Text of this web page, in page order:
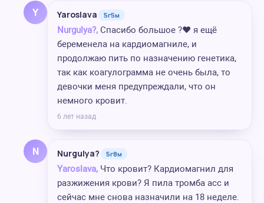
Y Yaroslava 5г5м
Nurgulya?, Спасибо большое ?❤️ я ещё
беременела на кардиомагниле, и
продолжаю пить по назначению генетика,
так как коагулограмма не очень была, то
девочки меня предупреждали, что он
немного кровит.
6 лет назад
N Nurgulya? 5г8м
Yaroslava, Что кровит? Кардиомагнил для
разжижения крови? Я пила тромба асс и
сейчас мне снова назначили на 18 неделе.